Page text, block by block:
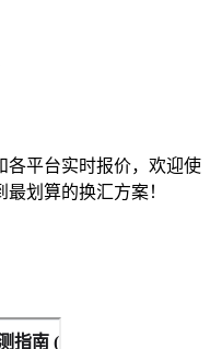
各平台实时报价，欢迎使
最划算的换汇方案！